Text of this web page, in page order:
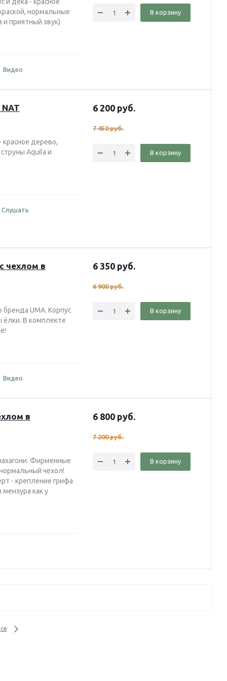
нормальные
и приятный звук)
Видео
В корзину
красное дерево,
Aquila и
Слушать
6 200 руб.
7 450руб.
В корзину
чехлом в
бренда UMA. Корпус
ёлки. В комплекте
Видео
6 350 руб.
6 900руб.
В корзину
в
Фирменные
чехол!
- крепление грифа
как у
6 800 руб.
7 200руб.
В корзину